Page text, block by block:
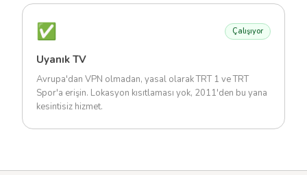
✅ Çalışıyor
Uyanık TV
Avrupa'dan VPN olmadan, yasal olarak TRT 1 ve TRT
Spor'a erişin. Lokasyon kısıtlaması yok, 2011'den bu yana
kesintisiz hizmet.